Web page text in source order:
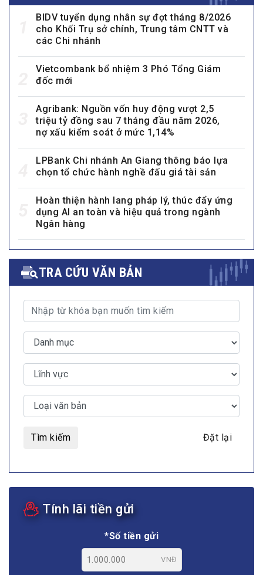
BIDV tuyển dụng nhân sự đợt tháng 8/2026
cho Khối Trụ sở chính, Trung tâm CNTT và
các Chi nhánh
Vietcombank bổ nhiệm 3 Phó Tổng Giám
đốc mới
Agribank: Nguồn vốn huy động vượt 2,5
triệu tỷ đồng sau 7 tháng đầu năm 2026,
nợ xấu kiểm soát ở mức 1,14%
LPBank Chi nhánh An Giang thông báo lựa
chọn tổ chức hành nghề đấu giá tài sản
Hoàn thiện hành lang pháp lý, thúc đẩy ứng
dụng AI an toàn và hiệu quả trong ngành
Ngân hàng
TRA CỨU VĂN BẢN
Tìm kiếm Đặt lại
Tính lãi tiền gửi
*Số tiền gửi
VNĐ